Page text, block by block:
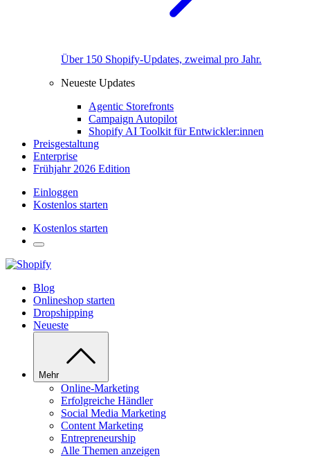
Über 150 Shopify-Updates, zweimal pro Jahr.
Neueste Updates
Agentic Storefronts
Campaign Autopilot
Shopify AI Toolkit für Entwickler:innen
Preisgestaltung
Enterprise
Frühjahr 2026 Edition
Einloggen
Kostenlos starten
Kostenlos starten
Blog
Onlineshop starten
Dropshipping
Neueste
Mehr
Online-Marketing
Erfolgreiche Händler
Social Media Marketing
Content Marketing
Entrepreneurship
Alle Themen anzeigen